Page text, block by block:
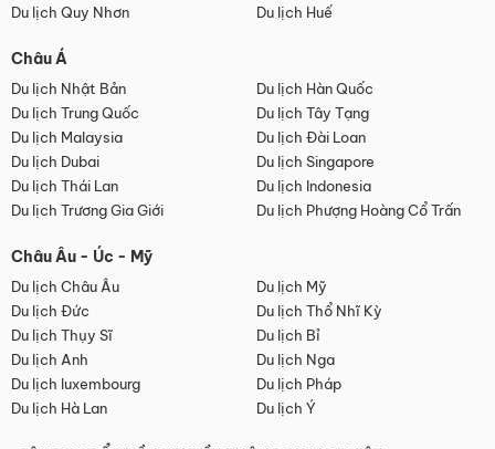
Du lịch Quy Nhơn
Du lịch Huế
Châu Á
Du lịch Nhật Bản
Du lịch Hàn Quốc
Du lịch Trung Quốc
Du lịch Tây Tạng
Du lịch Malaysia
Du lịch Đài Loan
Du lịch Dubai
Du lịch Singapore
Du lịch Thái Lan
Du lịch Indonesia
Du lịch Trương Gia Giới
Du lịch Phượng Hoàng Cổ Trấn
Châu Âu - Úc - Mỹ
Du lịch Châu Âu
Du lịch Mỹ
Du lịch Đức
Du lịch Thổ Nhĩ Kỳ
Du lịch Thụy Sĩ
Du lịch Bỉ
Du lịch Anh
Du lịch Nga
Du lịch luxembourg
Du lịch Pháp
Du lịch Hà Lan
Du lịch Ý